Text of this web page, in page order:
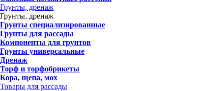
Грунты, дренаж
Грунты, дренаж
Грунты специализированные
Грунты для рассады
Компоненты для грунтов
Грунты универсальные
Дренаж
Торф и торфобрикеты
Кора, щепа, мох
Товары для рассады